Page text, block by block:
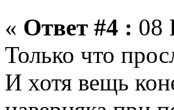
« Ответ #4 : 08
Только что
И хотя вещь